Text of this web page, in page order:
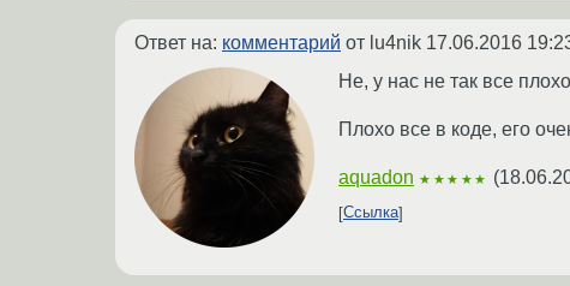
Ответ на: комментарий от lu4nik 17.06.2016
Не, у нас не так все
Плохо все в коде, его
aquadon ★★★★★ (
Ссылка